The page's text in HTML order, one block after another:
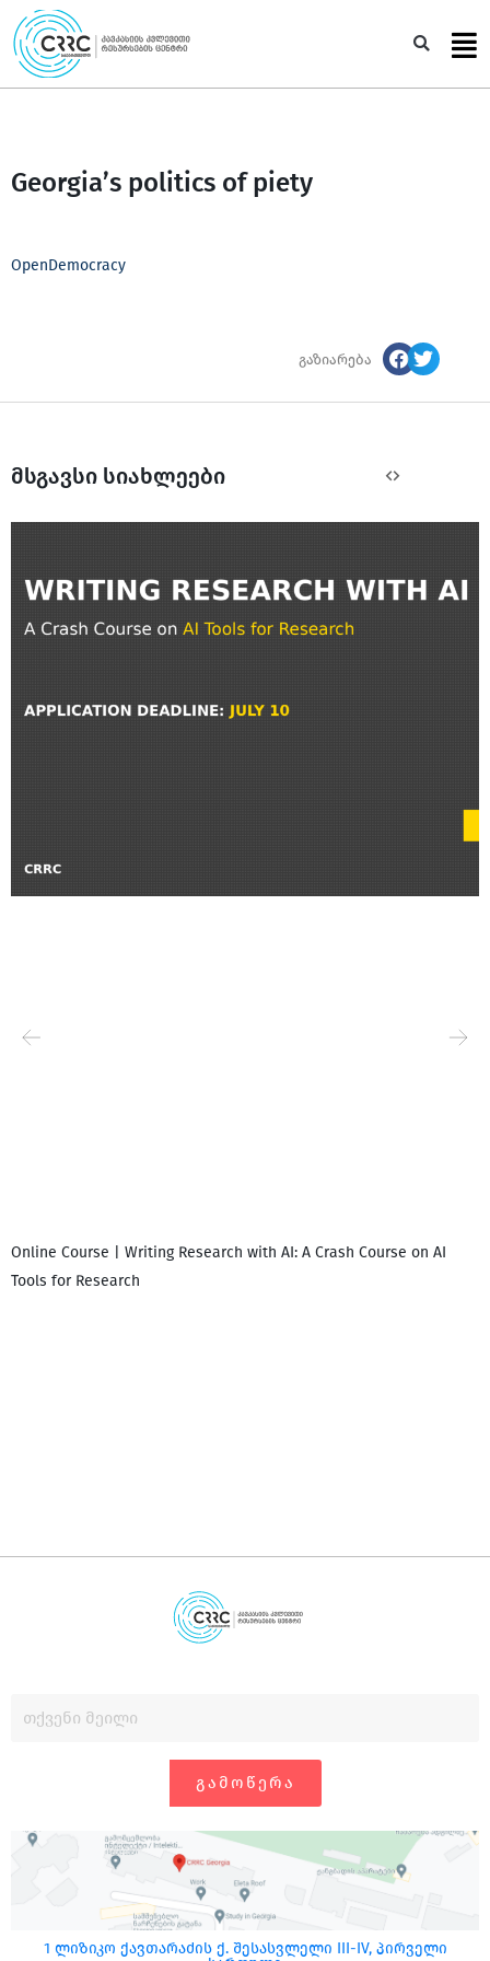
Skip
to
content
Georgia’s politics of piety
OpenDemocracy
გაზიარება
მსგავსი სიახლეები
Online Course | Writing Research with AI: A Crash Course on AI
Tools for Research
ᲒᲐᲛᲝᲬᲔᲠᲐ
1 ლიზიკო ქავთარაძის ქ. შესასვლელი III-IV, პირველი